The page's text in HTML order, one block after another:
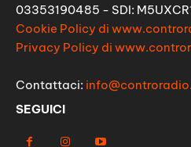
03353190485 - SDI:
Cookie Policy di
Privacy Policy di
Contattaci:
SEGUICI